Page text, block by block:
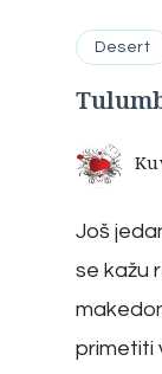
Desert
Još
se kažu
primetiti